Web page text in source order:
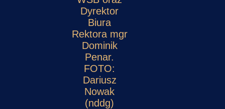
Dyrektor
Biura
Rektora mgr
Dominik
Penar.
FOTO:
Dariusz
Nowak
(nddg)